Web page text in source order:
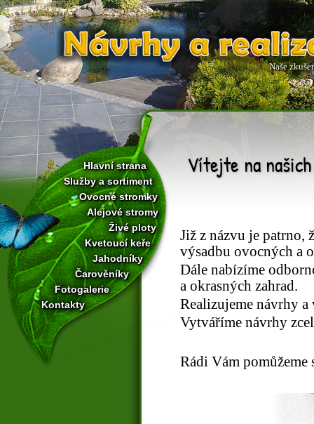
Naše
Hlavní strana
Služby a sortiment
Ovocné stromky
Alejové stromy
Živé ploty
Kvetoucí keře
Jahodníky
Čarověníky
Fotogalerie
Kontakty
Vítejte na
Již z názvu je patrno,
výsadbu ovocných a
Dále nabízíme
a okrasných zahrad.
Realizujeme návrhy
Vytváříme návrhy
Rádi Vám pomůžeme